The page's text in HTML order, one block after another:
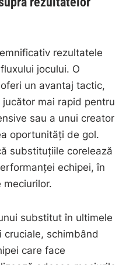
rezultatele
jocului. O
un avantaj tactic,
mai rapid pentru
sau a unui creator
oportunități de gol.
substituțiile corelează
echipei, în
meciurilor.
substitut în ultimele
cruciale, schimbând
care face